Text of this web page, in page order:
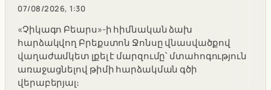
07/08/2026, 1:30
«Չիկագո Բեարս»-ի հիմնական ձախ
հարձակվող Բրեքստոն Ջոնսը վնասվածքով
վաղաժամկետ լքել է մարզումը՝ մտահոգություն
առաջացնելով թիմի հարձակման գծի
վերաբերյալ։